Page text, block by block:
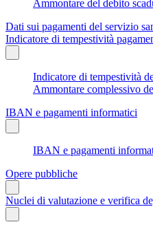
Ammontare del debito
Dati sui pagamenti del servizio
Indicatore di tempestività
Indicatore di tempestività
Ammontare complessivo
IBAN e pagamenti informatici
IBAN e pagamenti
Opere pubbliche
Nuclei di valutazione e verifica